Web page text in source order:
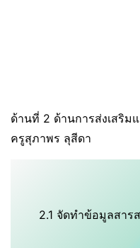
ด้านที่ 2 ด้านการส่งเสริม
ครูสุภาพร ลุสีดา
2.1 จัดทำข้อมูลสาร